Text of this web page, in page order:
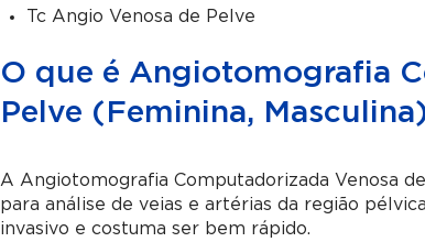
Tc Angio Venosa de Pelve
O que é Angiotomografia
Pelve (Feminina,
A Angiotomografia Computadorizada Venosa
para análise de veias e artérias da região
invasivo e costuma ser bem rápido.